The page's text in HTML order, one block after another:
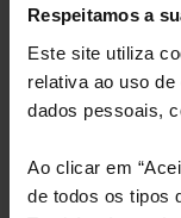
Respeitamos a
Este site utiliza
relativa ao uso
dados pessoais,
Ao clicar em
de todos os tipos
Manuais